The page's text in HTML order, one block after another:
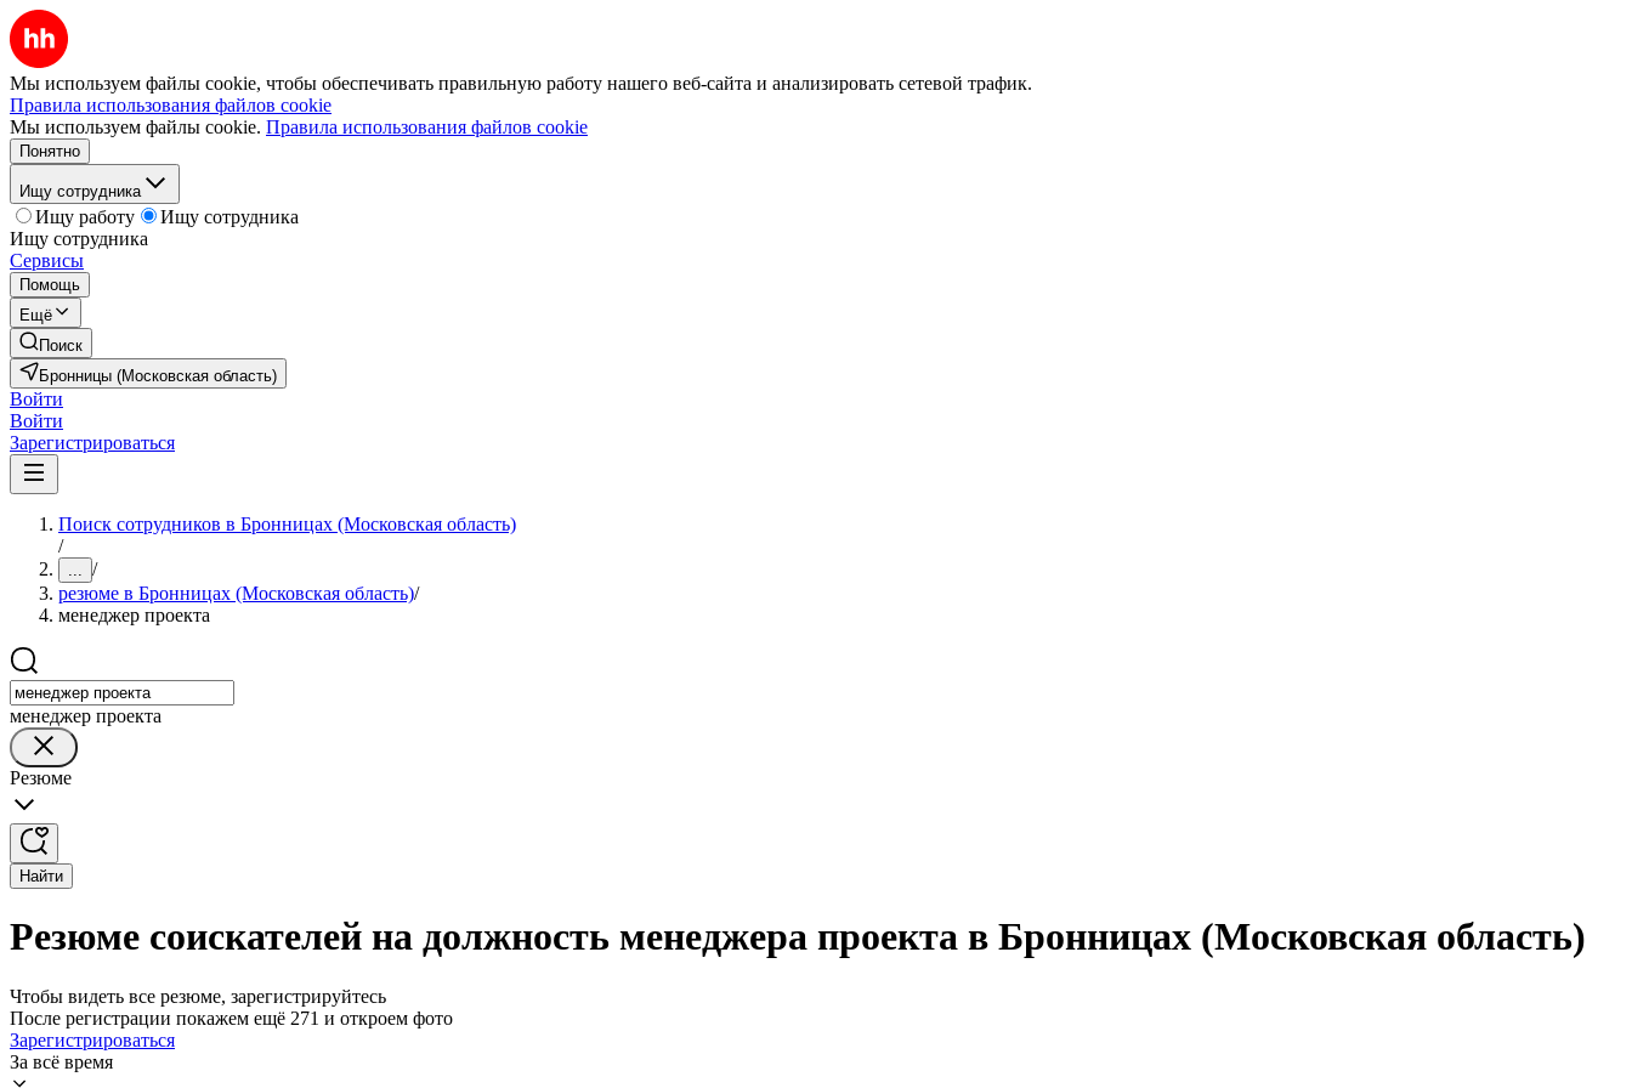
Мы используем файлы cookie, чтобы обеспечивать правильную работу нашего веб-сайта и анализировать сетевой трафик.
Правила использования файлов cookie
Мы используем файлы cookie. Правила использования файлов cookie
Понятно
Ищу сотрудника
Ищу работу
Ищу сотрудника
Ищу сотрудника
Сервисы
Помощь
Ещё
Поиск
Бронницы (Московская область)
Войти
Войти
Зарегистрироваться
Поиск сотрудников в Бронницах (Московская область)
/
... /
резюме в Бронницах (Московская область)/
менеджер проекта
менеджер проекта
Резюме
Найти
Резюме соискателей на должность менеджера проекта в Бронницах (Московская область)
Чтобы видеть все резюме, зарегистрируйтесь
После регистрации покажем ещё 271 и откроем фото
Зарегистрироваться
За всё время